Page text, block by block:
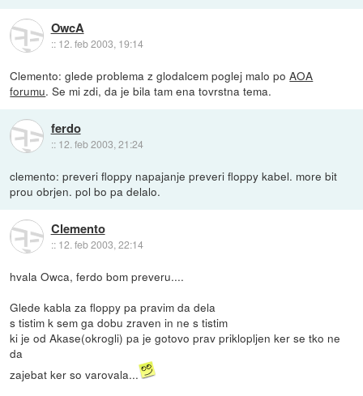
OwcA
:: 12. feb 2003, 19:14
Clemento: glede problema z glodalcem poglej malo poAOA
forumu. Se mi zdi, da je bila tam ena tovrstna tema.
ferdo
:: 12. feb 2003, 21:24
clemento: preveri floppy napajanje preveri floppy kabel. more bit
prou obrjen. pol bo pa delalo.
Clemento
:: 12. feb 2003, 22:14
hvala Owca, ferdo bom preveru....
Glede kabla za floppy pa pravim da dela
s tistim k sem ga dobu zraven in ne s tistim
ki je od Akase(okrogli) pa je gotovo prav priklopljen ker se tko ne
da
zajebat ker so varovala...